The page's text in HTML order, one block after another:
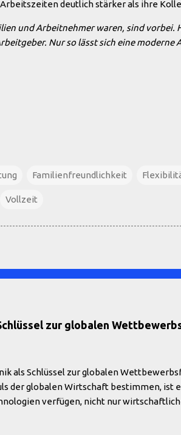
deutlich stärker als ihre
und Arbeitnehmer waren, sind
Nur so lässt sich eine moderne
Familienfreundlichkeit
Vollzeit
zur globalen
als Schlüssel zur globalen
der globalen Wirtschaft bestimmen, ist
verfügen, nicht nur
wirkt sich auch direkt auf die